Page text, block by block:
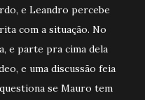
e Leandro percebe
com a situação. No
e parte pra cima dela
e uma discussão feia
se Mauro tem